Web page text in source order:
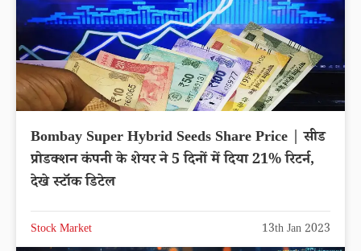
Bombay Super Hybrid Seeds Share Price | सीड
प्रोडक्शन कंपनी के शेयर ने 5 दिनों में दिया 21% रिटर्न,
देखे स्टॉक डिटेल
Stock Market 13th Jan 2023